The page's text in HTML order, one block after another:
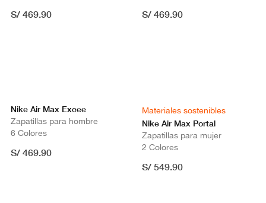
S/ 469.90 S/ 469.90
Nike Air Max Excee
Zapatillas para hombre
6 Colores
S/ 469.90
Materiales sostenibles
Nike Air Max Portal
Zapatillas para mujer
2 Colores
S/ 549.90